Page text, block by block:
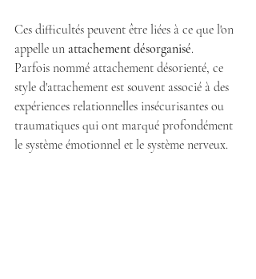
Ces difficultés peuvent être liées à ce que l'on
appelle un attachement désorganisé.
Parfois nommé attachement désorienté, ce
style d'attachement est souvent associé à des
expériences relationnelles insécurisantes ou
traumatiques qui ont marqué profondément
le système émotionnel et le système nerveux.